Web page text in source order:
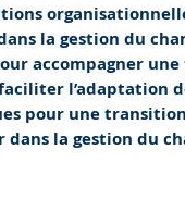
la gestion du
accompagner
l’adaptation
pour une
dans la gestion du